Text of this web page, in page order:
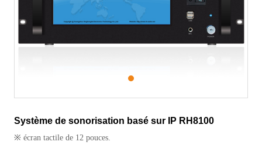
Système de sonorisation basé sur IP RH8100
※ écran tactile de 12 pouces.